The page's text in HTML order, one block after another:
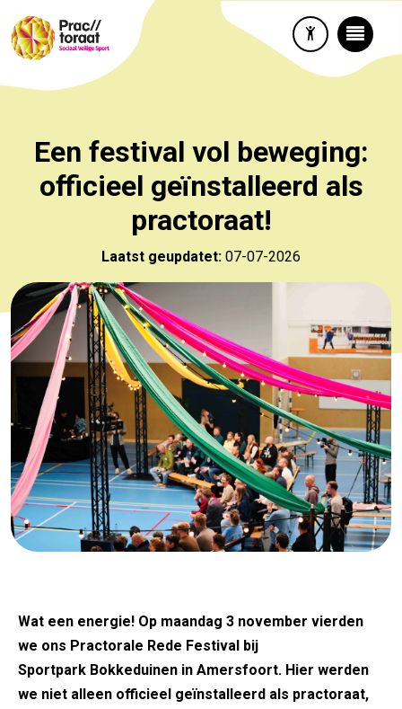
Een festival vol beweging:
officieel geïnstalleerd als
practoraat!
Laatst geupdatet: 07-07-2026
Wat een energie! Op maandag 3 november vierden
we ons Practorale Rede Festival bij
Sportpark Bokkeduinen in Amersfoort. Hier werden
we niet alleen officieel geïnstalleerd als practoraat,